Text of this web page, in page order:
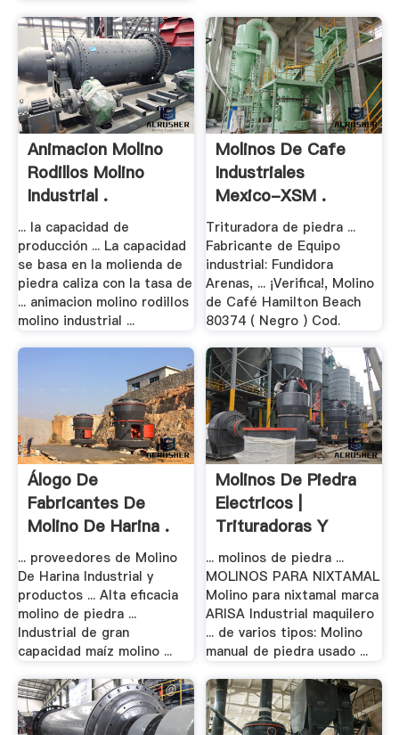
Animacion Molino
Rodillos Molino
Industrial .
... la capacidad de
producción ... La capacidad
se basa en la molienda de
piedra caliza con la tasa de
... animacion molino rodillos
molino industrial ...
Molinos De Cafe
Industriales
Mexico-XSM .
Trituradora de piedra ...
Fabricante de Equipo
industrial: Fundidora
Arenas, ... ¡Verifica!, Molino
de Café Hamilton Beach
80374 ( Negro ) Cod.
Álogo De
Fabricantes De
Molino De Harina .
... proveedores de Molino
De Harina Industrial y
productos ... Alta eficacia
molino de piedra ...
Industrial de gran
capacidad maíz molino ...
Molinos De Piedra
Electricos |
Trituradoras Y
Molinos
... molinos de piedra ...
MOLINOS PARA NIXTAMAL
Molino para nixtamal marca
ARISA Industrial maquilero
... de varios tipos: Molino
manual de piedra usado ...